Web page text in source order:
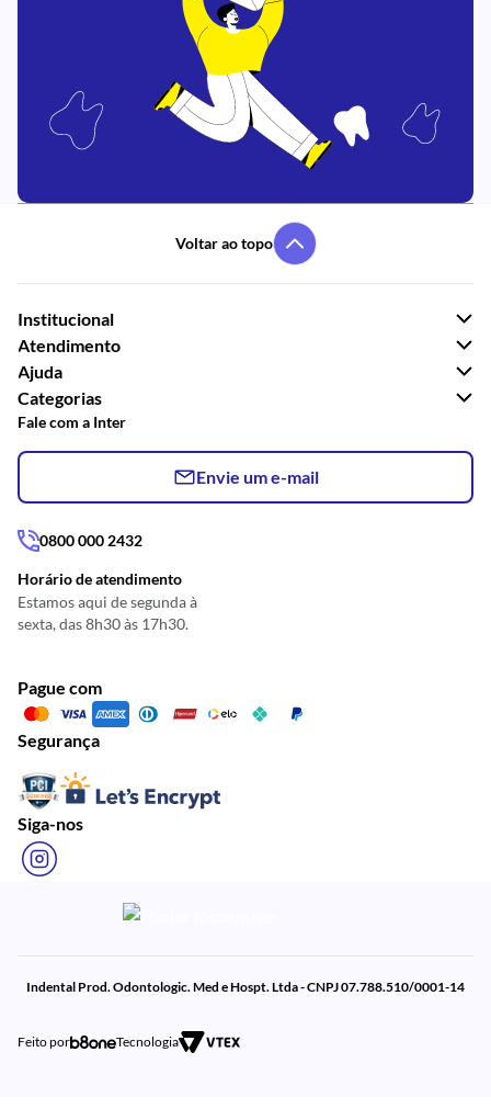
Voltar ao topo
Institucional
Atendimento
Ajuda
Categorias
Fale com a Inter
Envie um e-mail
0800 000 2432
Horário de atendimento
Estamos aqui de segunda à
sexta, das 8h30 às 17h30.
Pague com
Segurança
Siga-nos
Indental Prod. Odontologic. Med e Hospt. Ltda - CNPJ 07.788.510/0001-14
Feito por Tecnologia